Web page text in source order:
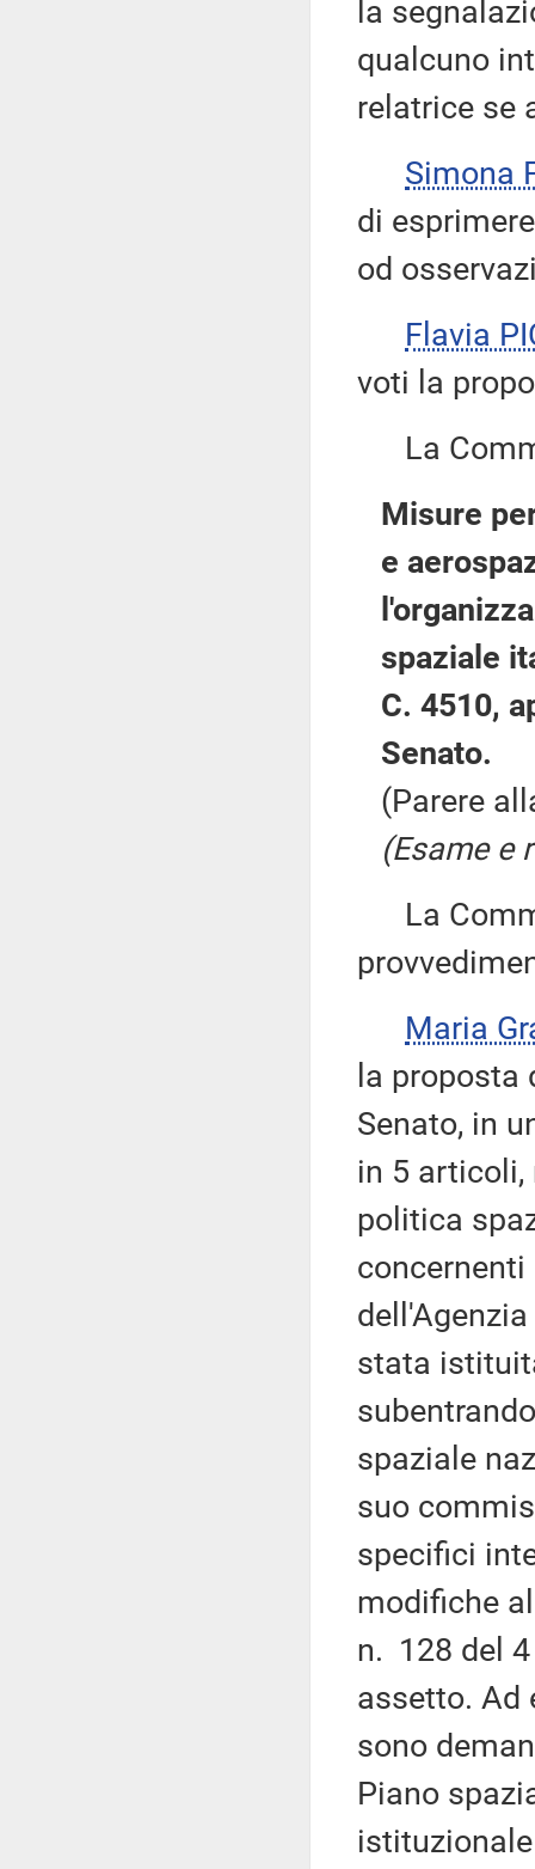
la
qualcuno
relatrice se
Simona
di
od
Flavia
voti la
La
Misure
e
spaziale
C. 4510,
Senato.
(Parere
(Esame e
La
Maria
la
Senato, in
in 5 articoli,
politica
stata
spaziale
suo
specifici
modifiche
n. 128 del
assetto. Ad
sono
Piano